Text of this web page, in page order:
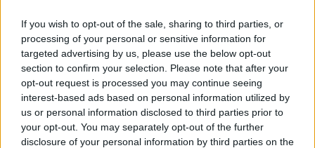
If you wish to opt-out of the sale, sharing to third parties, or
processing of your personal or sensitive information for
targeted advertising by us, please use the below opt-out
section to confirm your selection. Please note that after your
opt-out request is processed you may continue seeing
interest-based ads based on personal information utilized by
us or personal information disclosed to third parties prior to
your opt-out. You may separately opt-out of the further
disclosure of your personal information by third parties on the
AstraZeneca franta germania romania